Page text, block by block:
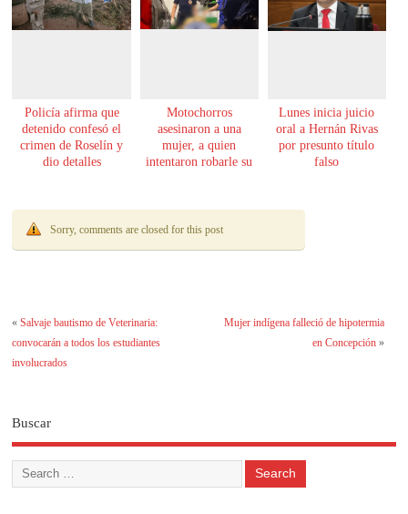
Policía afirma que
detenido confesó el
crimen de Roselín y
dio detalles
Motochorros
asesinaron a una
mujer, a quien
intentaron robarle su
Lunes inicia juicio
oral a Hernán Rivas
por presunto título
falso
Sorry, comments are closed for this post
«Salvaje bautismo de Veterinaria:
convocarán a todos los estudiantes
involucrados
Mujer indígena falleció de hipotermia
en Concepción»
Buscar